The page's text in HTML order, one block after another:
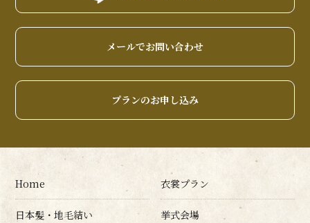
メールでお問い合わせ
プランのお申し込み
Home 衣裳プラン
日本髪・地毛結い 挙式会場